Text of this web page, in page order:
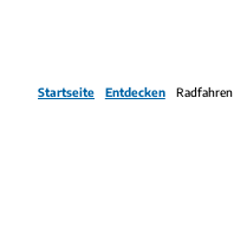
Startseite Entdecken Radfahren